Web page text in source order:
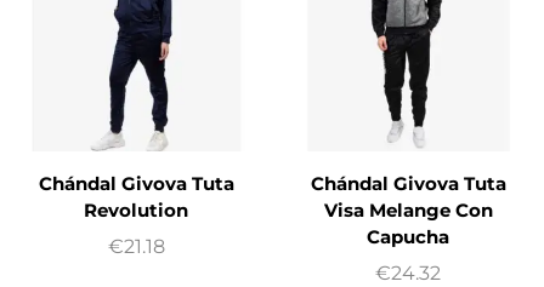
Chándal Givova Tuta
Revolution
€21.18
Chándal Givova Tuta
Visa Melange Con
Capucha
€24.32